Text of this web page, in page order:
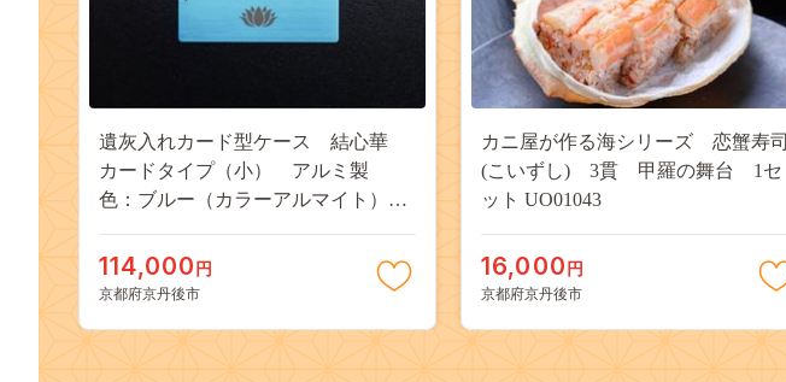
遺灰入れカード型ケース 結心華
カードタイプ（小） アルミ製
色：ブルー（カラーアルマイト）
114,000 円
京都府京丹後市
カニ屋が作る海シリーズ 恋蟹寿司
(こいずし) 3貫 甲羅の舞台 1セ
ット UO01043
16,000 円
京都府京丹後市